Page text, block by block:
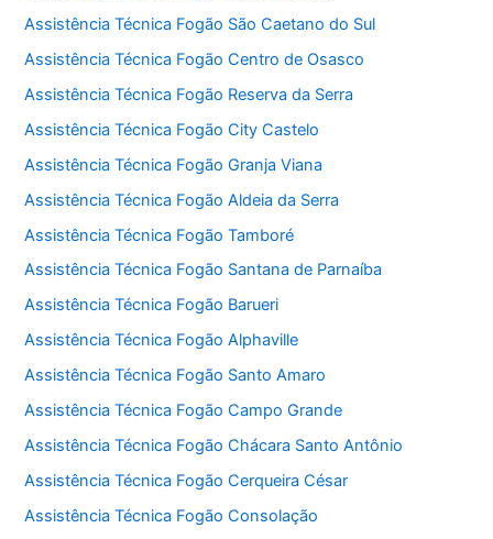
Assistência Técnica Fogão São Caetano do Sul
Assistência Técnica Fogão Centro de Osasco
Assistência Técnica Fogão Reserva da Serra
Assistência Técnica Fogão City Castelo
Assistência Técnica Fogão Granja Viana
Assistência Técnica Fogão Aldeia da Serra
Assistência Técnica Fogão Tamboré
Assistência Técnica Fogão Santana de Parnaíba
Assistência Técnica Fogão Barueri
Assistência Técnica Fogão Alphaville
Assistência Técnica Fogão Santo Amaro
Assistência Técnica Fogão Campo Grande
Assistência Técnica Fogão Chácara Santo Antônio
Assistência Técnica Fogão Cerqueira César
Assistência Técnica Fogão Consolação